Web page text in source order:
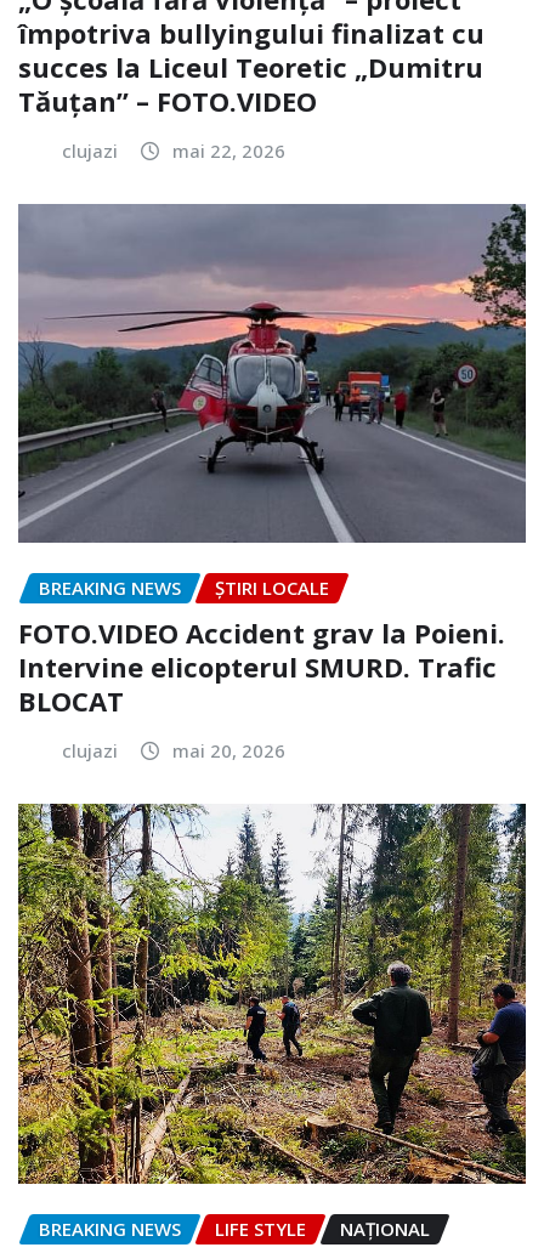
împotriva bullyingului finalizat cu
succes la Liceul Teoretic „Dumitru
Tăuțan” – FOTO.VIDEO
clujazi mai 22, 2026
BREAKING NEWS ȘTIRI LOCALE
FOTO.VIDEO Accident grav la Poieni.
Intervine elicopterul SMURD. Trafic
BLOCAT
clujazi mai 20, 2026
BREAKING NEWS LIFE STYLE NAŢIONAL